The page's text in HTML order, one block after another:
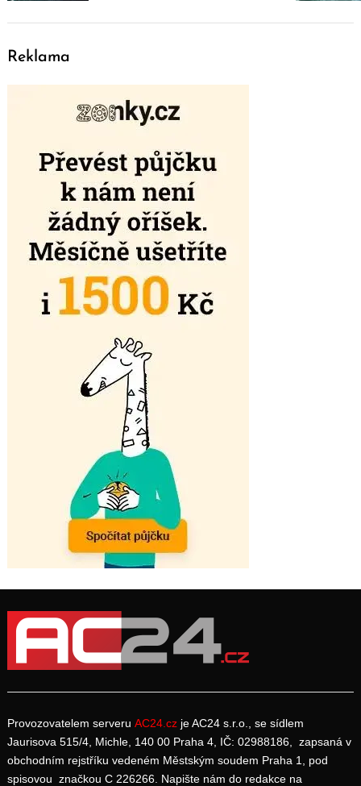
Reklama
Provozovatelem serveru AC24.cz je AC24 s.r.o., se sídlem
Jaurisova 515/4, Michle, 140 00 Praha 4, IČ: 02988186, zapsaná v
obchodním rejstříku vedeném Městským soudem Praha 1, pod
spisovou značkou C 226266. Napište nám do redakce na